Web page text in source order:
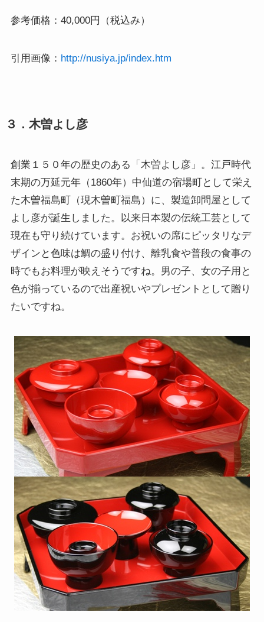
参考価格：40,000円（税込み）
引用画像： http://nusiya.jp/index.htm
３．木曽よし彦
創業１５０年の歴史のある「木曽よし彦」。江戸時代
末期の万延元年（1860年）中仙道の宿場町として栄え
た木曽福島町（現木曽町福島）に、製造卸問屋として
よし彦が誕生しました。以来日本製の伝統工芸として
現在も守り続けています。お祝いの席にピッタリなデ
ザインと色味は鯛の盛り付け、離乳食や普段の食事の
時でもお料理が映えそうですね。男の子、女の子用と
色が揃っているので出産祝いやプレゼントとして贈り
たいですね。